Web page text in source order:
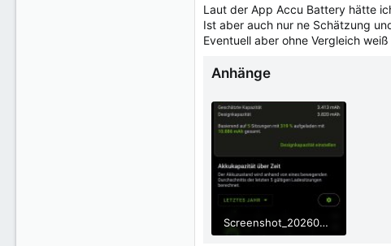
Laut der App Accu Battery hätte
Ist aber auch nur ne Schätzung
Eventuell aber ohne Vergleich
Anhänge
Screenshot_20260602-135637_AccuBattery~2.jpg